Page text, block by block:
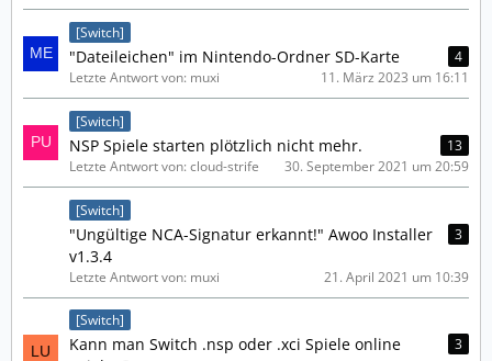
[Switch]
"Dateileichen" im Nintendo-Ordner SD-Karte
4
Letzte Antwort von: muxi
11. März 2023 um 16:11
[Switch]
NSP Spiele starten plötzlich nicht mehr.
13
Letzte Antwort von: cloud-strife
30. September 2021 um 20:59
[Switch]
"Ungültige NCA-Signatur erkannt!" Awoo Installer
v1.3.4
3
Letzte Antwort von: muxi 21. April 2021 um 10:39
[Switch]
Kann man Switch .nsp oder .xci Spiele online
3